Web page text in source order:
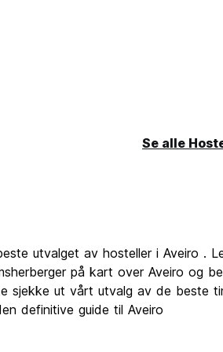
Se alle
utvalget av hosteller i Aveiro .
på kart over Aveiro og
sjekke ut vårt utvalg av de beste
definitive guide til Aveiro